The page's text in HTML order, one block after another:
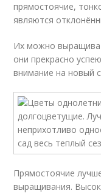
прямостоячие,
являются
Их можно
они прекрасно
внимание на новый
Прямостоячие
выращивания.